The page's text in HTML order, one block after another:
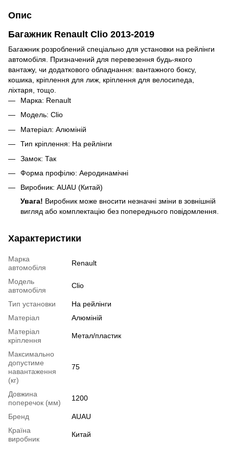
Опис
Багажник Renault Clio 2013-2019
Багажник розроблений спеціально для установки на рейлінги
автомобіля. Призначений для перевезення будь-якого
вантажу, чи додаткового обладнання: вантажного боксу,
кошика, кріплення для лиж, кріплення для велосипеда,
ліхтаря, тощо.
Марка: Renault
Модель: Clio
Матеріал: Алюміній
Тип кріплення: На рейлінги
Замок: Так
Форма профілю: Аеродинамічні
Виробник: AUAU (Китай)
Увага! Виробник може вносити незначні зміни в зовнішній
вигляд або комплектацію без попереднього повідомлення.
Характеристики
Марка
автомобіля
Renault
Модель
автомобіля
Clio
Тип установки
На рейлінги
Матеріал
Алюміній
Матеріал
кріплення
Метал/пластик
Максимально
допустиме
навантаження
(кг)
75
Довжина
поперечок (мм)
1200
Бренд
AUAU
Країна
виробник
Китай